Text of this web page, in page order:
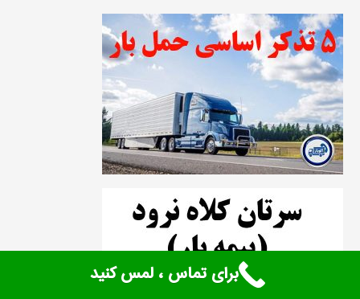
برای تماس ، لمس کنید